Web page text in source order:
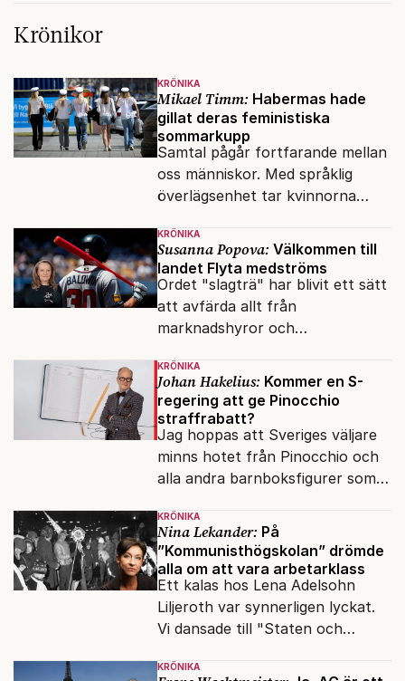
Krönikor
KRÖNIKA
Mikael Timm: Habermas hade
gillat deras feministiska
sommarkupp
Samtal pågår fortfarande mellan
oss människor. Med språklig
överlägsenhet tar kvinnorna
KRÖNIKA
Susanna Popova: Välkommen till
landet Flyta medströms
Ordet "slagträ" har blivit ett sätt
att avfärda allt från
marknadshyror och
om antisemitism.
KRÖNIKA
Johan Hakelius: Kommer en S-
regering att ge Pinocchio
straffrabatt?
Jag hoppas att Sveriges väljare
minns hotet från Pinocchio och
alla andra barnboksfigurer som
upphovsrätt.
KRÖNIKA
Nina Lekander: På
”Kommunisthögskolan” drömde
alla om att vara arbetarklass
Ett kalas hos Lena Adelsohn
Liljeroth var synnerligen lyckat.
Vi dansade till "Staten och
KRÖNIKA